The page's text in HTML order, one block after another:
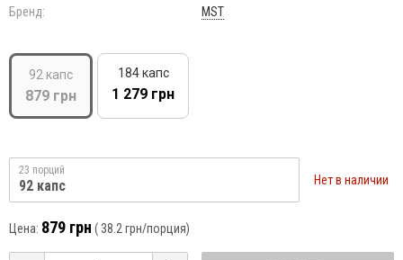
Бренд:
MST
92 капс
879 грн
184 капс
1 279 грн
23 порций
92 капс Нет в наличии
Цена: 879 грн ( 38.2 грн/порция)